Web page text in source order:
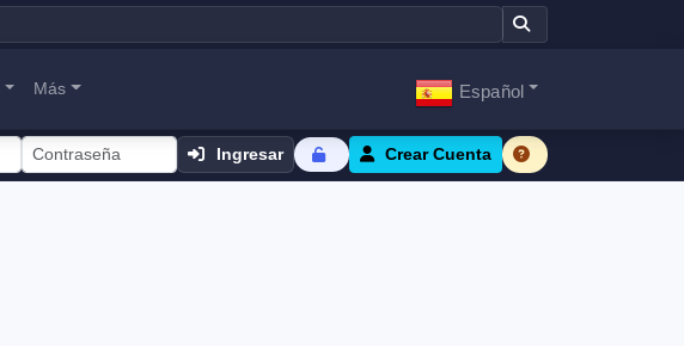
Más Español
Ingresar Crear Cuenta